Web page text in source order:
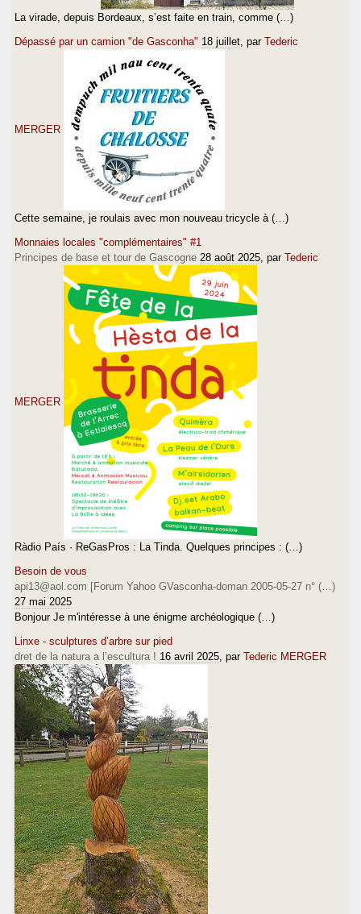
La virade, depuis Bordeaux, s’est faite en train, comme (…)
Dépassé par un camion "de Gasconha" 18 juillet , par Tederic
MERGER
Cette semaine, je roulais avec mon nouveau tricycle à (…)
Monnaies locales "complémentaires" #1
Principes de base et tour de Gascogne 28 août 2025 , par Tederic
MERGER
Ràdio País · ReGasPros : La Tinda. Quelques principes : (…)
Besoin de vous
api13@aol.com [Forum Yahoo GVasconha-doman 2005-05-27 n° (…)
27 mai 2025
Bonjour Je m'intéresse à une énigme archéologique (…)
Linxe - sculptures d’arbre sur pied
dret de la natura a l’escultura ! 16 avril 2025 , par Tederic MERGER